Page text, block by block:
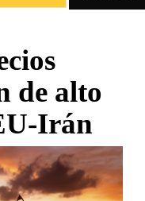
de alto
Irán